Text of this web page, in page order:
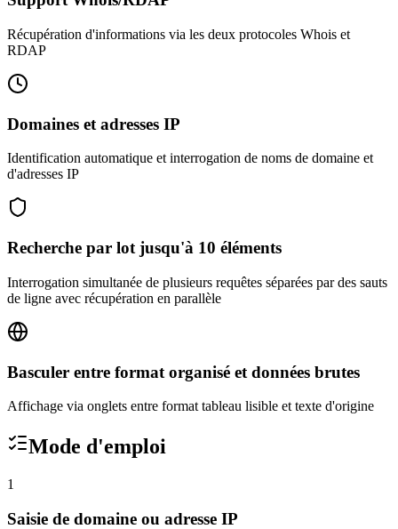
Récupération d'informations via les deux protocoles Whois et
RDAP
Domaines et adresses IP
Identification automatique et interrogation de noms de domaine et
d'adresses IP
Recherche par lot jusqu'à 10 éléments
Interrogation simultanée de plusieurs requêtes séparées par des sauts
de ligne avec récupération en parallèle
Basculer entre format organisé et données brutes
Affichage via onglets entre format tableau lisible et texte d'origine
Mode d'emploi
1
Saisie de domaine ou adresse IP